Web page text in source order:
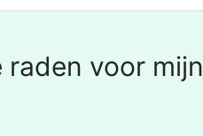
raden voor mijn